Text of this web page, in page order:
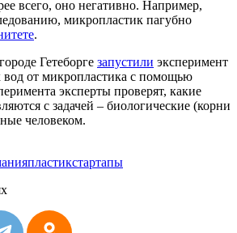
всего, оно негативно. Например,
микропластик пагубно
.
Гетеборге запустили эксперимент
от микропластика с помощью
эксперты проверят, какие
с задачей – биологические (корни
человеком.
пластикстартапы